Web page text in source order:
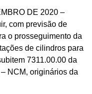
DE 2020 –
com previsão de
o prosseguimento da
de cilindros para
7311.00.00 da
NCM, originários da